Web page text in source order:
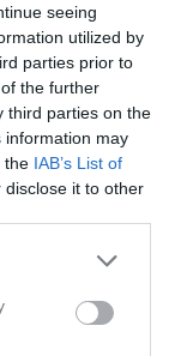
seeing
utilized by
parties prior to
the further
third parties on the
information may
the IAB’s List of
it to other
Påminnelse om att fredagen 6/3 vid 18-tiden kommer stora och lilla Södervärnshallen preppas inför Guldracket. IFK Visby är arrangörer men den som hinner och kan får gärna vara med och hjälpa till samt träna när allt är "klart". Vi ses.